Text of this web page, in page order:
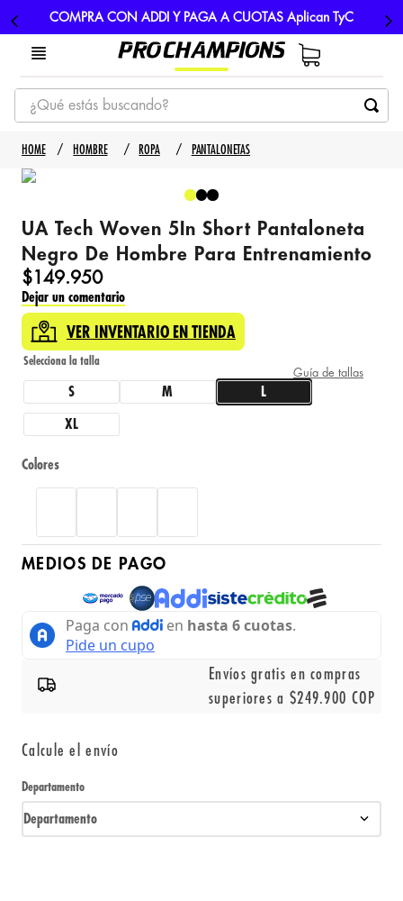
COMPRA CON ADDI Y PAGA A CUOTAS Aplican TyC
¿Qué estás buscando?
TÉRMINOS MÁS BUSCADOS
1
3. nike
4. guayos
5. gorras
HOMBRE ROPA PANTALONETAS
UA Tech Woven 5In Short Pantaloneta
Negro De Hombre Para Entrenamiento
$149.950
Dejar un comentario
VER INVENTARIO EN TIENDA
Guía de tallas
S M L
XL
Colores
MEDIOS DE PAGO
Envíos gratis en compras
superiores a $249.900 COP
Calcule el envío
Departamento
Departamento